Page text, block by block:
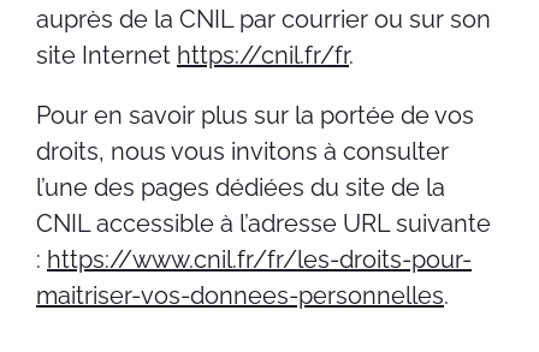
auprès de la CNIL par courrier ou sur son
site Internet https://cnil.fr/fr.
Pour en savoir plus sur la portée de vos
droits, nous vous invitons à consulter
l’une des pages dédiées du site de la
CNIL accessible à l’adresse URL suivante
: https://www.cnil.fr/fr/les-droits-pour-
maitriser-vos-donnees-personnelles.